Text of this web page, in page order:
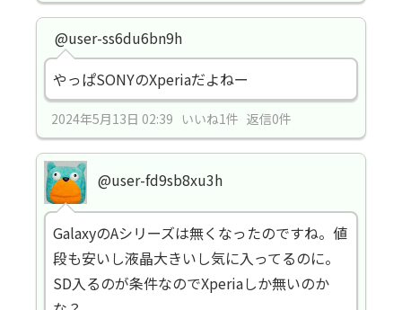
@user-ss6du6bn9h
やっぱSONYのXperiaだよねー
2024年5月13日 02:39 いいね1件 返信0件
@user-fd9sb8xu3h
GalaxyのAシリーズは無くなったのですね。値
段も安いし液晶大きいし気に入ってるのに。
SD入るのが条件なのでXperiaしか無いのか